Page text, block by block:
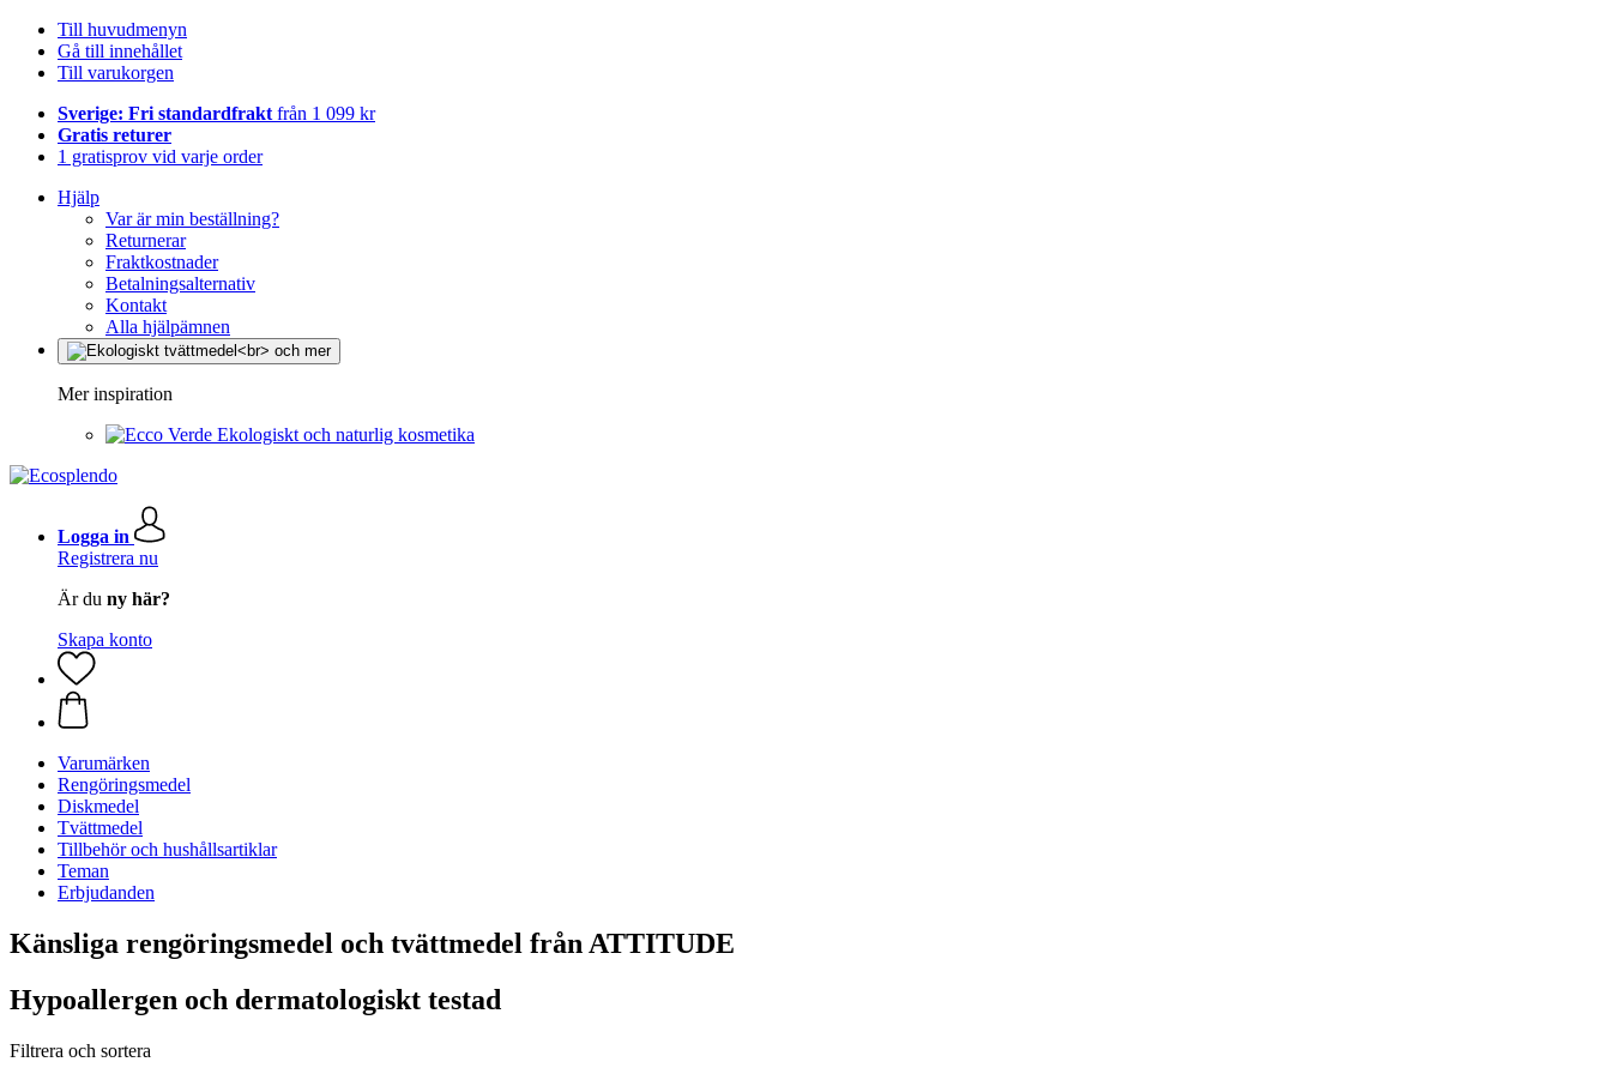
Till huvudmenyn
Gå till innehållet
Till varukorgen
Sverige: Fri standardfrakt från 1 099 kr
Gratis returer
1 gratisprov vid varje order
Hjälp
Var är min beställning?
Returnerar
Fraktkostnader
Betalningsalternativ
Kontakt
Alla hjälpämnen
Mer inspiration
Ekologiskt och naturlig kosmetika
Logga in
Registrera nu
Är du ny här?
Skapa konto
Varumärken
Rengöringsmedel
Diskmedel
Tvättmedel
Tillbehör och hushållsartiklar
Teman
Erbjudanden
Känsliga rengöringsmedel och tvättmedel från ATTITUDE
Hypoallergen och dermatologiskt testad
Filtrera och sortera